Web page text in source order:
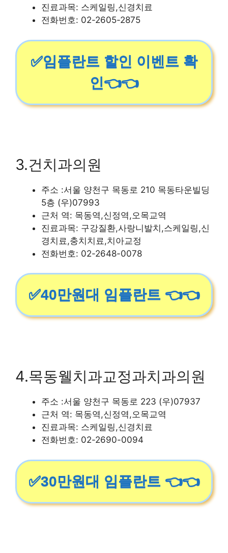
진료과목: 스케일링,신경치료
전화번호: 02-2605-2875
✅임플란트 할인 이벤트 확
인👈👈
3.건치과의원
주소 :서울 양천구 목동로 210 목동타운빌딩
5층 (우)07993
근처 역: 목동역,신정역,오목교역
진료과목: 구강질환,사랑니발치,스케일링,신
경치료,충치치료,치아교정
전화번호: 02-2648-0078
✅40만원대 임플란트 👈👈
4.목동웰치과교정과치과의원
주소 :서울 양천구 목동로 223 (우)07937
근처 역: 목동역,신정역,오목교역
진료과목: 스케일링,신경치료
전화번호: 02-2690-0094
✅30만원대 임플란트 👈👈